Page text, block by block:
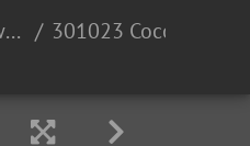
30.10.23 - Halloween Invasion @ Cocomo